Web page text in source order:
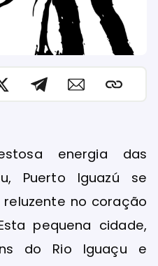
energia das
Puerto Iguazú se
no coração
pequena cidade,
do Rio Iguaçu e